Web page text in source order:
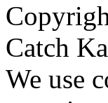
Catch
Прокрутить
вверх
We use